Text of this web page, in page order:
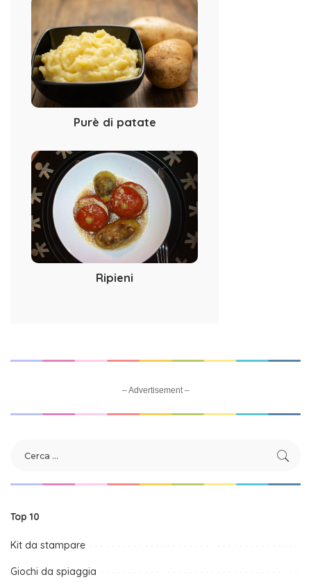
Purè di patate
Ripieni
– Advertisement –
Top 10
Kit da stampare
Giochi da spiaggia